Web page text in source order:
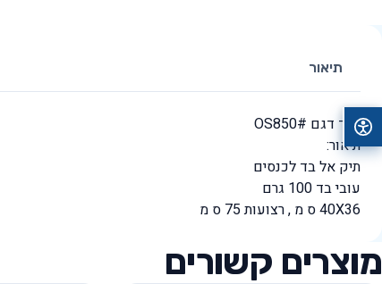
תיאור
קוד דגם #OS850
תיאור:
תיק אל בד לכנסים
עובי בד 100 גרם
40X36 ס מ , רצועות 75 ס מ
מוצרים קשורים